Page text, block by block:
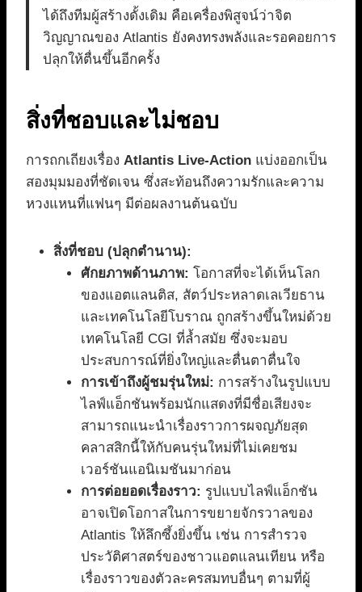
ได้ถึงทีมผู้สร้างดั้งเดิม คือเครื่องพิสูจน์ว่าจิต
วิญญาณของ Atlantis ยังคงทรงพลังและรอคอยการ
ปลุกให้ตื่นขึ้นอีกครั้ง
สิ่งที่ชอบและไม่ชอบ
การถกเถียงเรื่อง Atlantis Live-Action แบ่งออกเป็น
สองมุมมองที่ชัดเจน ซึ่งสะท้อนถึงความรักและความ
หวงแหนที่แฟนๆ มีต่อผลงานต้นฉบับ
สิ่งที่ชอบ (ปลุกตำนาน):
ศักยภาพด้านภาพ: โอกาสที่จะได้เห็นโลก
ของแอตแลนติส, สัตว์ประหลาดเลเวียธาน
และเทคโนโลยีโบราณ ถูกสร้างขึ้นใหม่ด้วย
เทคโนโลยี CGI ที่ล้ำสมัย ซึ่งจะมอบ
ประสบการณ์ที่ยิ่งใหญ่และตื่นตาตื่นใจ
การเข้าถึงผู้ชมรุ่นใหม่: การสร้างในรูปแบบ
ไลฟ์แอ็กชันพร้อมนักแสดงที่มีชื่อเสียงจะ
สามารถแนะนำเรื่องราวการผจญภัยสุด
คลาสสิกนี้ให้กับคนรุ่นใหม่ที่ไม่เคยชม
เวอร์ชันแอนิเมชันมาก่อน
การต่อยอดเรื่องราว: รูปแบบไลฟ์แอ็กชัน
อาจเปิดโอกาสในการขยายจักรวาลของ
Atlantis ให้ลึกซึ้งยิ่งขึ้น เช่น การสำรวจ
ประวัติศาสตร์ของชาวแอตแลนเทียน หรือ
เรื่องราวของตัวละครสมทบอื่นๆ ตามที่ผู้